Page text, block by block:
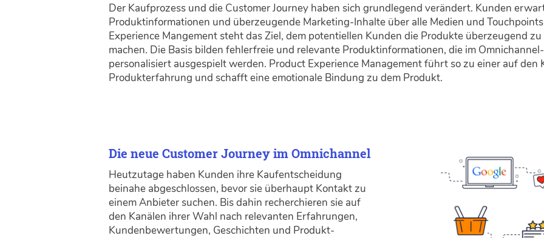
Der Kaufprozess und die Customer Journey haben sich grundlegend verändert. Kunden
Produktinformationen und überzeugende Marketing-Inhalte über alle Medien und
Experience Mangement steht das Ziel, dem potentiellen Kunden die Produkte überzeugend
machen. Die Basis bilden fehlerfreie und relevante Produktinformationen, die im
personalisiert ausgespielt werden. Product Experience Management führt so zu einer auf
Produkterfahrung und schafft eine emotionale Bindung zu dem Produkt.
Die neue Customer Journey im Omnichannel
Heutzutage haben Kunden ihre Kauf­ent­scheidung
beinahe abge­schlossen, bevor sie überhaupt Kontakt zu
einem Anbieter suchen. Bis dahin recher­chieren sie auf
den Kanälen ihrer Wahl nach relevanten Erfah­rungen,
Kunden­bewertungen, Geschichten und Produkt­